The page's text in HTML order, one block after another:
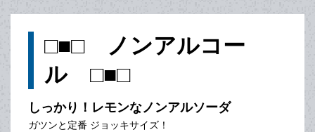
□■□ ノンアルコー
ル □■□
しっかり！レモンなノンアルソーダ
ガツンと定番 ジョッキサイズ！